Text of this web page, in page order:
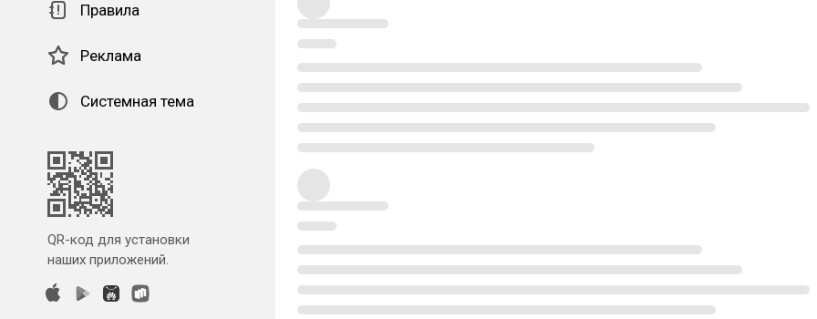
Правила
Реклама
Системная тема
QR-код для установки
наших приложений.